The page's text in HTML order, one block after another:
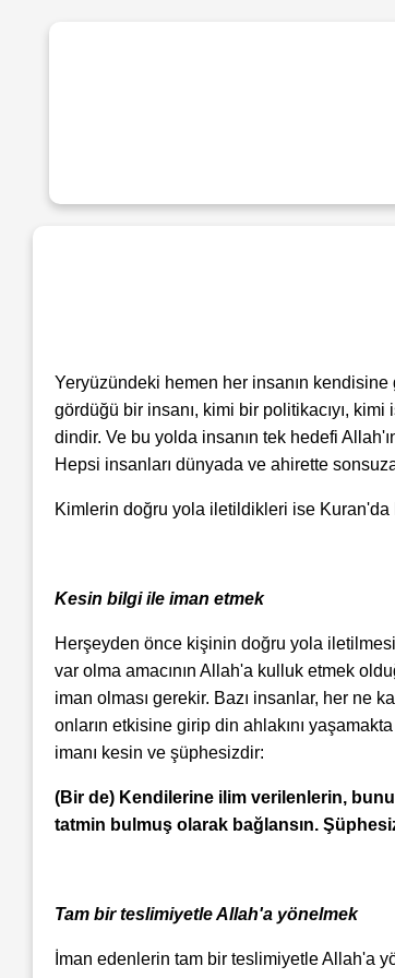
Yeryüzündeki hemen her insanın kendisine
gördüğü bir insanı, kimi bir politikacıyı,
dindir. Ve bu yolda insanın tek hedefi
Hepsi insanları dünyada ve ahirette
Kimlerin doğru yola iletildikleri ise Kuran'da
Kesin bilgi ile iman etmek
Herşeyden önce kişinin doğru yola
var olma amacının Allah'a kulluk etmek
iman olması gerekir. Bazı insanlar, her ne
onların etkisine girip din ahlakını
imanı kesin ve şüphesizdir:
(Bir de) Kendilerine ilim verilenlerin,
tatmin bulmuş olarak bağlansın.
Tam bir teslimiyetle Allah'a yönelmek
İman edenlerin tam bir teslimiyetle Allah'a